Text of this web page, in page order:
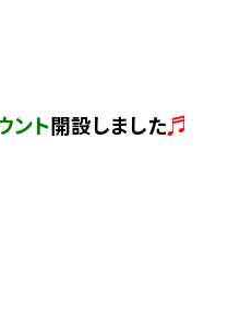
ント開設しました♬